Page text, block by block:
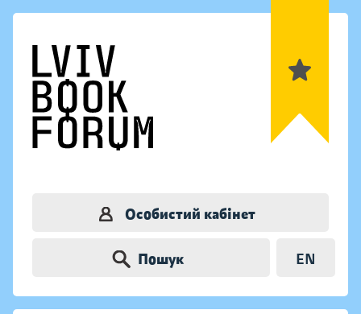
Особистий кабінет
Пошук EN